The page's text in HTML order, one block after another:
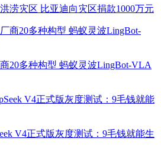
涝灾区 比亚迪向灾区捐款1000万元
20多种构型 蚂蚁灵波LingBot-VLA
V4正式版灰度测试：9毛钱就能生